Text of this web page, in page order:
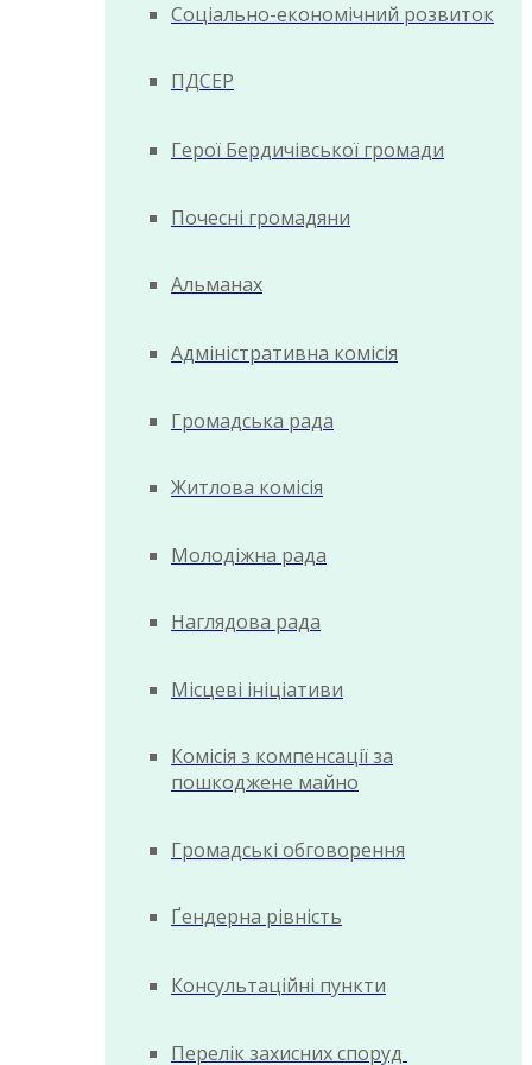
Соціально-економічний розвиток
ПДСЕР
Герої Бердичівської громади
Почесні громадяни
Альманах
Адміністративна комісія
Громадська рада
Житлова комісія
Молодіжна рада
Наглядова рада
Місцеві ініціативи
Комісія з компенсації за
пошкоджене майно
Громадські обговорення
Ґендерна рівність
Консультаційні пункти
Перелік захисних споруд